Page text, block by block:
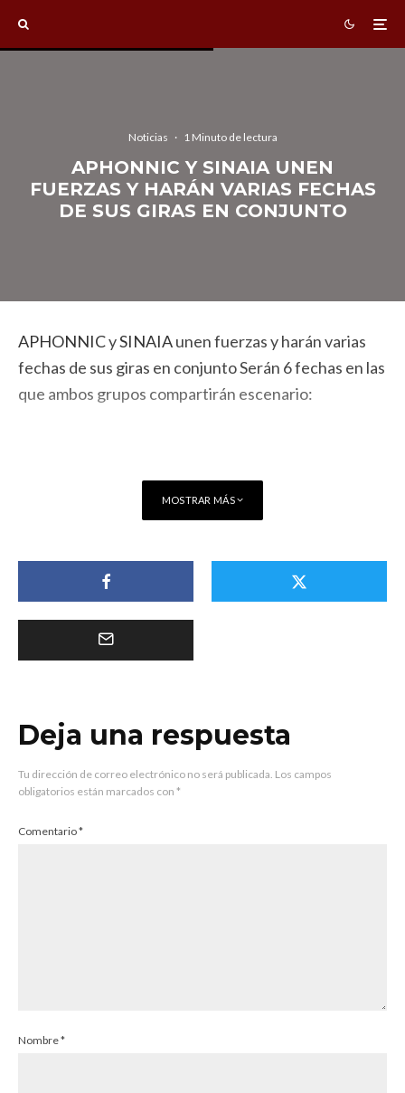
Noticias · 1 Minuto de lectura
APHONNIC Y SINAIA UNEN
FUERZAS Y HARÁN VARIAS FECHAS
DE SUS GIRAS EN CONJUNTO
APHONNICySINAIAunen fuerzas y harán varias
fechas de sus giras en conjunto Serán 6 fechas en las
que ambos grupos compartirán escenario:
MOSTRAR MÁS
Deja una respuesta
Tu dirección de correo electrónico no será publicada. Los campos
obligatorios están marcados con *
Comentario*
Nombre*